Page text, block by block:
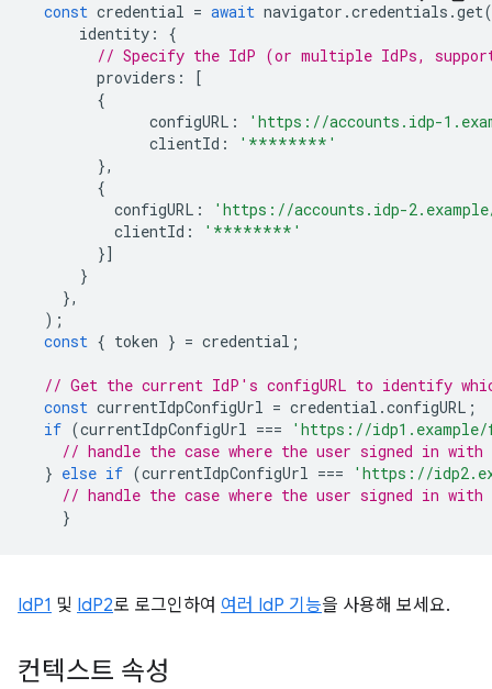
const credential = await navigator .credentials .get
identity :
{
// Specify the IdP (or multiple IdPs,
providers :
[
{
configURL :
'https://accounts.idp-
clientId :
'********'
},
{
configURL :
'https://accounts.idp-
clientId :
'********'
}]
}
},
);
const { token } = credential ;
// Get the current IdP's configURL to identify
const currentIdpConfigUrl = credential .configURL ;
if (currentIdpConfigUrl ===
'https://
// handle the case where the user signed in with
} else if (currentIdpConfigUrl ===
'https://
// handle the case where the user signed in with
}
IdP1 및 IdP2로 로그인하여 여러 IdP 기능을 사용해 보세요.
컨텍스트 속성